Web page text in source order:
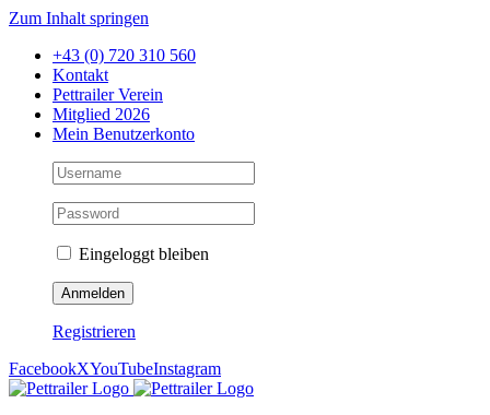
Zum Inhalt springen
+43 (0) 720 310 560
Kontakt
Pettrailer Verein
Mitglied 2026
Mein Benutzerkonto
Eingeloggt bleiben
Registrieren
FacebookXYouTubeInstagram